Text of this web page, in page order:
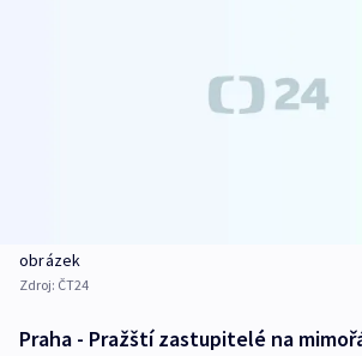
obrázek
Zdroj: ČT24
Praha - Pražští zastupitelé na